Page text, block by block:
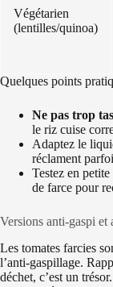
Végétarien
(lentilles/quinoa)
Quelques points
Ne pas trop
le riz cuise
Adaptez le
réclament
Testez en
de farce pour
Versions anti‑gaspi et
Les tomates farcies
l’anti‑gaspillage.
déchet, c’est un